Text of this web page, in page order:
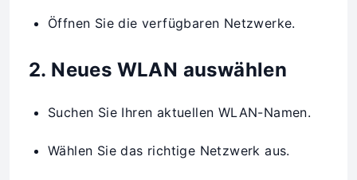
Öffnen Sie die verfügbaren Netzwerke.
2. Neues WLAN auswählen
Suchen Sie Ihren aktuellen WLAN-Namen.
Wählen Sie das richtige Netzwerk aus.